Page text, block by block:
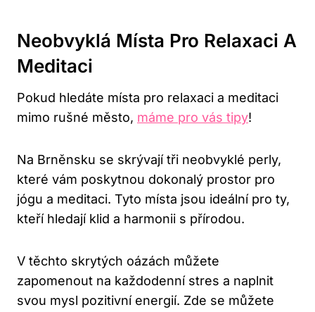
Neobvyklá Místa Pro Relaxaci A
Meditaci
Pokud hledáte místa pro relaxaci a meditaci
mimo rušné město, máme pro vás tipy!
Na Brněnsku se skrývají tři neobvyklé perly,
které vám poskytnou dokonalý prostor pro
jógu a meditaci. Tyto místa jsou ideální pro ty,
kteří hledají klid a harmonii s přírodou.
V těchto skrytých oázách můžete
zapomenout na každodenní stres a naplnit
svou mysl pozitivní energií. Zde se můžete